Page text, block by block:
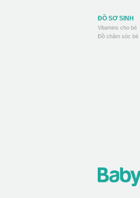
ĐỒ SƠ SINH
Vitamins cho bé
Đồ chăm sóc bé